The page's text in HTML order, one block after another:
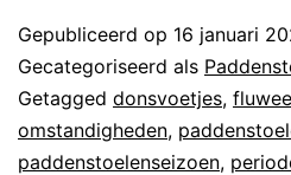
Gepubliceerd op 16 januari
Gecategoriseerd als
Getagged donsvoetjes,
omstandigheden,
paddenstoelenseizoen,